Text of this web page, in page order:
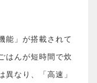
能」が搭載されて
はんが短時間で炊
異なり、「高速」